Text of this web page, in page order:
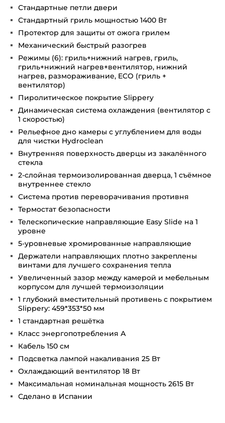
Стандартные петли двери
Стандартный гриль мощностью 1400 Вт
Протектор для защиты от ожога грилем
Механический быстрый разогрев
Режимы (6): гриль+нижний нагрев, гриль,
гриль+нижний нагрев+вентилятор, нижний
нагрев, размораживание, ECO (гриль +
вентилятор)
Пиролитическое покрытие Slippery
Динамическая система охлаждения (вентилятор с
1 скоростью)
Рельефное дно камеры с углублением для воды
для чистки Hydroclean
Внутренняя поверхность дверцы из закалённого
стекла
2-слойная термоизолированная дверца, 1 съёмное
внутреннее стекло
Система против переворачивания противня
Термостат безопасности
Телескопические направляющие Easy Slide на 1
уровне
5-уровневые хромированные направляющие
Держатели направляющих плотно закреплены
винтами для лучшего сохранения тепла
Увеличенный зазор между камерой и мебельным
корпусом для лучшей термоизоляции
1 глубокий вместительный противень с покрытием
Slippery: 459*353*50 мм
1 стандартная решётка
Класс энергопотребления А
Кабель 150 см
Подсветка лампой накаливания 25 Вт
Охлаждающий вентилятор 18 Вт
Максимальная номинальная мощность 2615 Вт
Сделано в Испании